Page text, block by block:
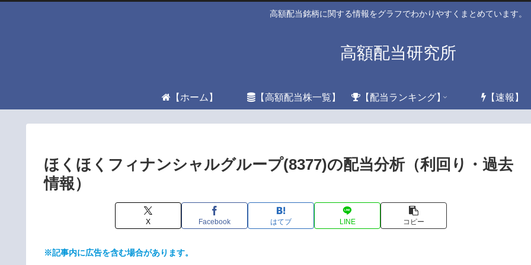
高額配当銘柄に関する情報をグラフでわかりやすくまとめています。
高額配当研究所
【ホーム】 【高額配当株一覧】 【配当ランキング】 【速報】
ほくほくフィナンシャルグループ(8377)の配当分析（利回り・過去
情報）
X Facebook はてブ LINE コピー
※記事内に広告を含む場合があります。